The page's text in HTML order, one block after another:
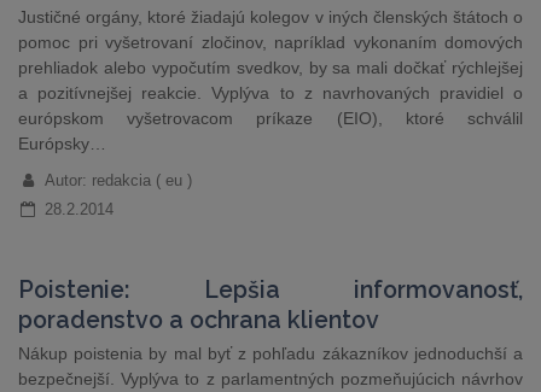
Justičné orgány, ktoré žiadajú kolegov v iných členských štátoch o
pomoc pri vyšetrovaní zločinov, napríklad vykonaním domových
prehliadok alebo vypočutím svedkov, by sa mali dočkať rýchlejšej
a pozitívnejšej reakcie. Vyplýva to z navrhovaných pravidiel o
európskom vyšetrovacom príkaze (EIO), ktoré schválil
Európsky…
Autor: redakcia ( eu )
28.2.2014
Poistenie: Lepšia informovanosť,
poradenstvo a ochrana klientov
Nákup poistenia by mal byť z pohľadu zákazníkov jednoduchší a
bezpečnejší. Vyplýva to z parlamentných pozmeňujúcich návrhov